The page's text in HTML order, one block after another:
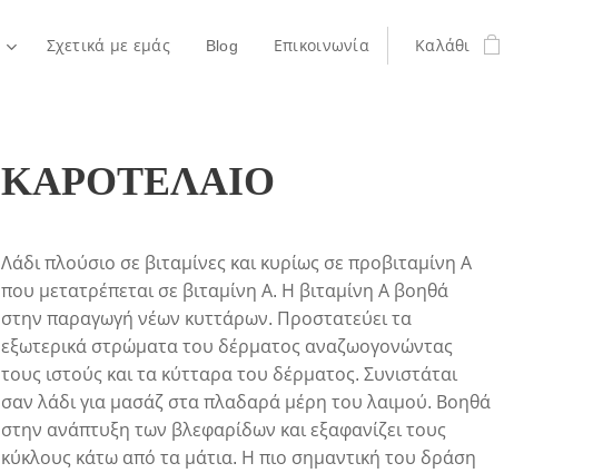
Σχετικά με εμάς Blog Επικοινωνία Καλάθι
ΚΑΡΟΤΕΛΑΙΟ
Λάδι πλούσιο σε βιταμίνες και κυρίως σε προβιταμίνη Α
που μετατρέπεται σε βιταμίνη Α. Η βιταμίνη Α βοηθά
στην παραγωγή νέων κυττάρων. Προστατεύει τα
εξωτερικά στρώματα του δέρματος αναζωογονώντας
τους ιστούς και τα κύτταρα του δέρματος. Συνιστάται
σαν λάδι για μασάζ στα πλαδαρά μέρη του λαιμού. Βοηθά
στην ανάπτυξη των βλεφαρίδων και εξαφανίζει τους
κύκλους κάτω από τα μάτια. Η πιο σημαντική του δράση